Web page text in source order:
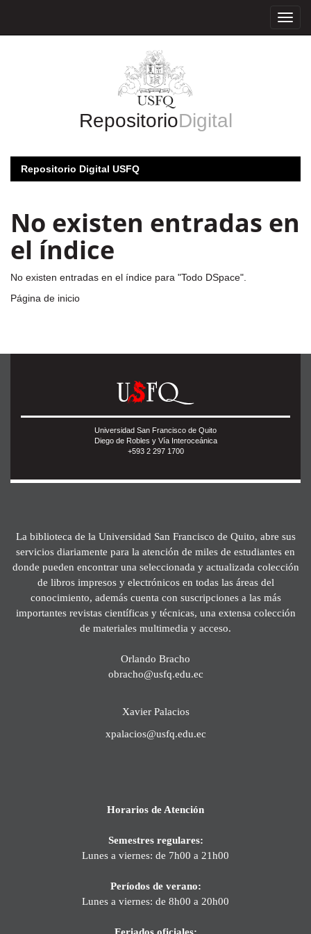
RepositorioDigital
Repositorio Digital USFQ
No existen entradas en
el índice
No existen entradas en el índice para "Todo DSpace".
Página de inicio
Universidad San Francisco de Quito
Diego de Robles y Vía Interoceánica
+593 2 297 1700
La biblioteca de la Universidad San Francisco de Quito, abre sus
servicios diariamente para la atención de miles de estudiantes en
donde pueden encontrar una seleccionada y actualizada colección
de libros impresos y electrónicos en todas las áreas del
conocimiento, además cuenta con suscripciones a las más
importantes revistas científicas y técnicas, una extensa colección
de materiales multimedia y acceso.
Orlando Bracho
obracho@usfq.edu.ec
Xavier Palacios
xpalacios@usfq.edu.ec
Horarios de Atención
Semestres regulares:
Lunes a viernes: de 7h00 a 21h00
Períodos de verano:
Lunes a viernes: de 8h00 a 20h00
Feriados oficiales: